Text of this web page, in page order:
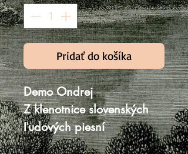
Pridať do košíka
Demo Ondrej
Z klenotnice slovenských
ľudových piesní